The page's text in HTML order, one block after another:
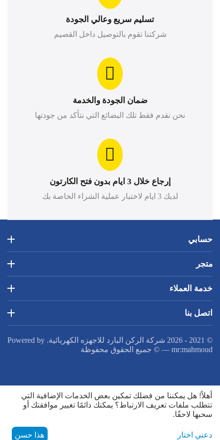
تسليم سريع وعالي الجودة
شركتنا تقوم بالتوصيل داخل القصيم
ضمان الجودة والخدمة
نحن نقدم فقط تلك البضائع التي نتأكد من جودتها
إرجاع خلال 3 ايام بدون فتح الكارتون
لديك 3 ايام لاختبار عملية الشراء الخاصة بك
حسابي
متجر
خدمة العملاء
اتصل بنا
© 2021 - 2026 شركة الركن البارد للاجهزه الكهربائية. Powered by
mr:mahmoud
— © جميع الحقوق محفوظة
أهلاً! هل يمكننا من فضلك تمكين بعض الخدمات الإضافية التي
تتطلب ملفات تعريف الارتباط؟ يمكنك دائمًا تغيير موافقتك أو
سحبها لاحقًا.
دعني اختار هذا حسن